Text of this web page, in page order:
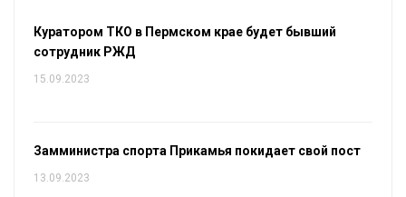
Куратором ТКО в Пермском крае будет бывший
сотрудник РЖД
15.09.2023
Замминистра спорта Прикамья покидает свой пост
13.09.2023